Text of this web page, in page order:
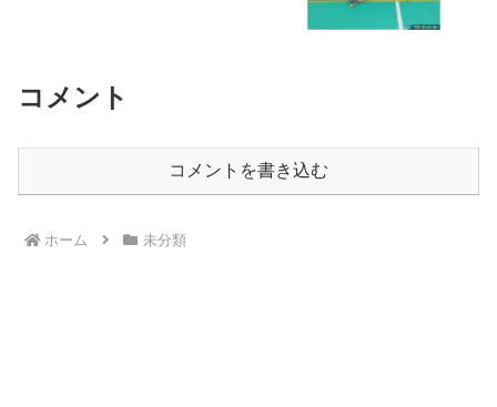
コメント
コメントを書き込む
ホーム 未分類